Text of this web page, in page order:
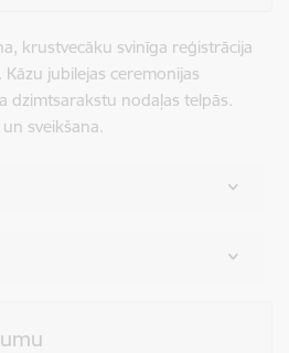
krustvecāku svinīga reģistrācija
jubilejas ceremonijas
dzimtsarakstu nodaļas telpās.
sveikšana.